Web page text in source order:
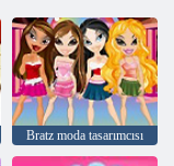
Bratz moda tasarımcısı